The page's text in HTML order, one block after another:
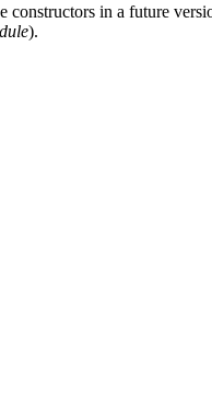
constructors in a future
).